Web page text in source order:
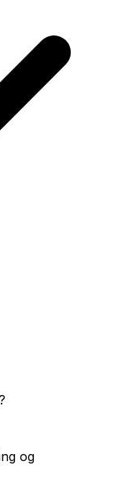
og